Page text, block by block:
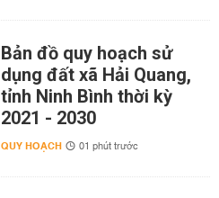
Bản đồ quy hoạch sử
dụng đất xã Hải Quang,
tỉnh Ninh Bình thời kỳ
2021 - 2030
QUY HOẠCH 01 phút trước